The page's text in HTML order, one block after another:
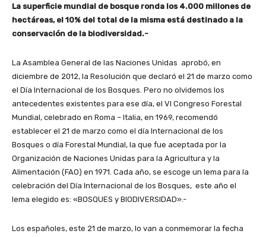
La superficie mundial de bosque ronda los 4.000 millones de
hectáreas, el 10% del total de la misma está destinado a la
conservación de la biodiversidad.-
La Asamblea General de las Naciones Unidas aprobó, en
diciembre de 2012, la Resolución que declaró el 21 de marzo como
el Día Internacional de los Bosques. Pero no olvidemos los
antecedentes existentes para ese día, el VI Congreso Forestal
Mundial, celebrado en Roma – Italia, en 1969, recomendó
establecer el 21 de marzo como el día Internacional de los
Bosques o día Forestal Mundial, la que fue aceptada por la
Organización de Naciones Unidas para la Agricultura y la
Alimentación (FAO) en 1971. Cada año, se escoge un lema para la
celebración del Día Internacional de los Bosques, este año el
lema elegido es: «BOSQUES y BIODIVERSIDAD».-
Los españoles, este 21 de marzo, lo van a conmemorar la fecha